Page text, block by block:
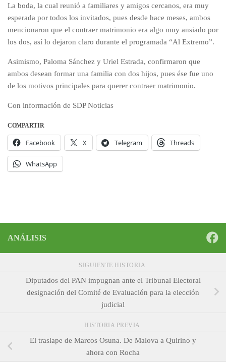
La boda, la cual reunió a familiares y amigos cercanos, era muy
esperada por todos los invitados, pues desde hace meses, ambos
mencionaron que el contraer matrimonio era algo muy ansiado por
los dos, así lo dejaron claro durante el programada “Al Extremo”.
Asimismo, Paloma Sánchez y Uriel Estrada, confirmaron que
ambos desean formar una familia con dos hijos, pues ése fue uno
de los motivos principales para querer contraer matrimonio.
Con información de SDP Noticias
COMPARTIR
Facebook X Telegram Threads
WhatsApp
ANÁLISIS
SIGUIENTE HISTORIA
Diputados del PAN impugnan ante el Tribunal Electoral
designación del Comité de Evaluación para la elección
judicial
HISTORIA PREVIA
El traslape de Marcos Osuna. De Malova a Quirino y
ahora con Rocha